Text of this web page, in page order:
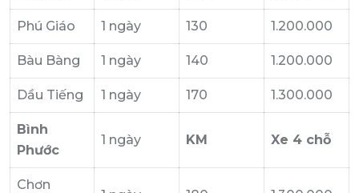
Phú Giáo 1 ngày 130 1.200.000
Bàu Bàng 1 ngày 140 1.200.000
Dầu Tiếng 1 ngày 170 1.300.000
Bình
Phước
1 ngày KM Xe 4 chỗ
Chơn